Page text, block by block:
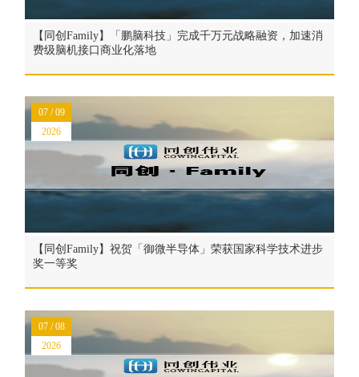
【同创Family】「鹏脑科技」完成千万元战略融资，加速消
费级脑机接口商业化落地
【同创Family】祝贺「御微半导体」荣获国家科学技术进步
奖一等奖
07 / 09
2026
07 / 08
2026